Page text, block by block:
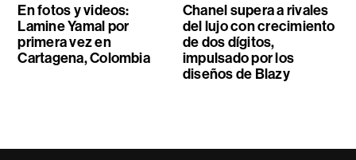
En fotos y videos:
Lamine Yamal por
primera vez en
Cartagena, Colombia
Chanel supera a rivales
del lujo con crecimiento
de dos dígitos,
impulsado por los
diseños de Blazy